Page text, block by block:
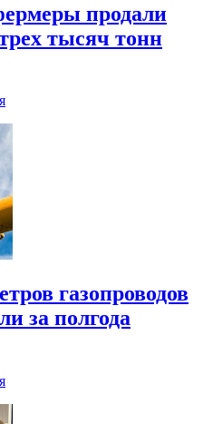
продали
тысяч тонн
газопроводов
за полгода